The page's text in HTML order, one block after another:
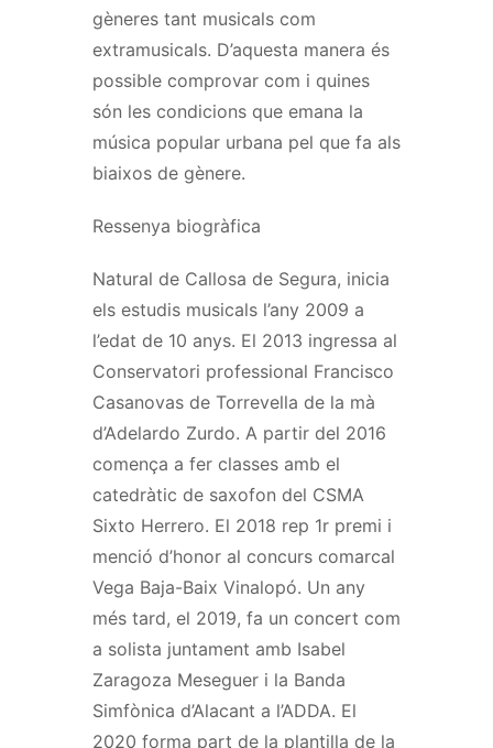
gèneres tant musicals com
extramusicals. D’aquesta manera és
possible comprovar com i quines
són les condicions que emana la
música popular urbana pel que fa als
biaixos de gènere.
Ressenya biogràfica
Natural de Callosa de Segura, inicia
els estudis musicals l’any 2009 a
l’edat de 10 anys. El 2013 ingressa al
Conservatori professional Francisco
Casanovas de Torrevella de la mà
d’Adelardo Zurdo. A partir del 2016
comença a fer classes amb el
catedràtic de saxofon del CSMA
Sixto Herrero. El 2018 rep 1r premi i
menció d’honor al concurs comarcal
Vega Baja-Baix Vinalopó. Un any
més tard, el 2019, fa un concert com
a solista juntament amb Isabel
Zaragoza Meseguer i la Banda
Simfònica d’Alacant a l’ADDA. El
2020 forma part de la plantilla de la